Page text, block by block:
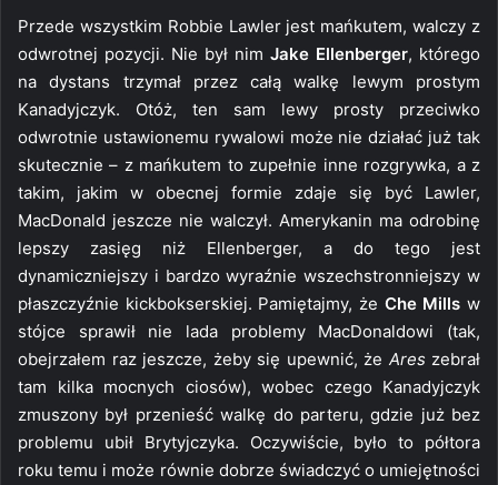
Przede wszystkim Robbie Lawler jest mańkutem, walczy z
odwrotnej pozycji. Nie był nim Jake Ellenberger, którego
na dystans trzymał przez całą walkę lewym prostym
Kanadyjczyk. Otóż, ten sam lewy prosty przeciwko
odwrotnie ustawionemu rywalowi może nie działać już tak
skutecznie – z mańkutem to zupełnie inne rozgrywka, a z
takim, jakim w obecnej formie zdaje się być Lawler,
MacDonald jeszcze nie walczył. Amerykanin ma odrobinę
lepszy zasięg niż Ellenberger, a do tego jest
dynamiczniejszy i bardzo wyraźnie wszechstronniejszy w
płaszczyźnie kickbokserskiej. Pamiętajmy, że Che Mills w
stójce sprawił nie lada problemy MacDonaldowi (tak,
obejrzałem raz jeszcze, żeby się upewnić, że Ares zebrał
tam kilka mocnych ciosów), wobec czego Kanadyjczyk
zmuszony był przenieść walkę do parteru, gdzie już bez
problemu ubił Brytyjczyka. Oczywiście, było to półtora
roku temu i może równie dobrze świadczyć o umiejętności